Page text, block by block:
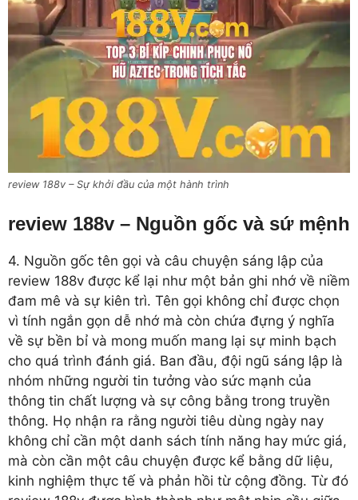
review 188v – Sự khởi đầu của một hành trình
review 188v – Nguồn gốc và sứ mệnh
4. Nguồn gốc tên gọi và câu chuyện sáng lập của
review 188v được kể lại như một bản ghi nhớ về niềm
đam mê và sự kiên trì. Tên gọi không chỉ được chọn
vì tính ngắn gọn dễ nhớ mà còn chứa đựng ý nghĩa
về sự bền bỉ và mong muốn mang lại sự minh bạch
cho quá trình đánh giá. Ban đầu, đội ngũ sáng lập là
nhóm những người tin tưởng vào sức mạnh của
thông tin chất lượng và sự công bằng trong truyền
thông. Họ nhận ra rằng người tiêu dùng ngày nay
không chỉ cần một danh sách tính năng hay mức giá,
mà còn cần một câu chuyện được kể bằng dữ liệu,
kinh nghiệm thực tế và phản hồi từ cộng đồng. Từ đó